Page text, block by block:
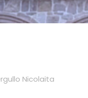
Nicolaita